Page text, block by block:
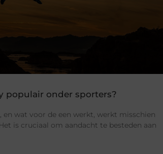
populair onder sporters?
en wat voor de een werkt, werkt misschien
is cruciaal om aandacht te besteden aan